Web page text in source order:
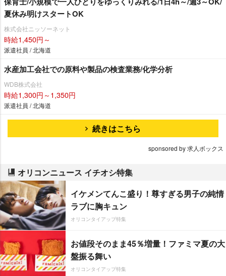
夏休み明けスタートOK
株式会社ニッソーネット
時給1,450円～
派遣社員 / 北海道
水産加工会社での原料や製品の検査業務/化学分析
WDB株式会社
時給1,300円～1,350円
派遣社員 / 北海道
続きはこちら
sponsored by 求人ボックス
オリコンニュース イチオシ特集
イケメンてんこ盛り！尊すぎる男子の純情
ラブに胸キュン
オリコンタイアップ特集
お値段そのまま45％増量！ファミマ夏の大
盤振る舞い
オリコンタイアップ特集